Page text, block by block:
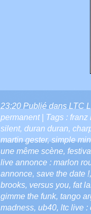
23:20 Publié dans LTC
permanent| Tags : franz
silent, duran duran,
martin gester,simple
une même scène,
live annonce : marlon
annonce, save the date !
brooks, versus you, fat
gimme the funk, tango
madness, ub40, ltc live :